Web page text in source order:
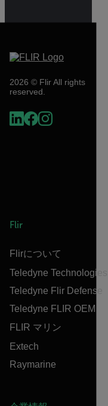
2026 © Flir All rights
reserved.
Flir
Flirについて
Teledyne Technologies
Teledyne Flir Defense
Teledyne FLIR OEM
FLIR マリン
Extech
Raymarine